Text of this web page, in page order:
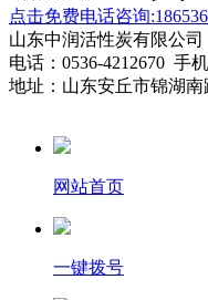
点击免费电话咨询
山东中润活性炭有限公司
电话：0536-4212670 手
地址：山东安丘市锦湖南
网站首页
一键拨号